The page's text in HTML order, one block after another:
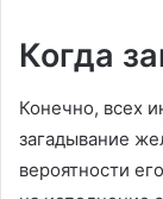
Когда
Конечно, всех
загадывание
вероятности